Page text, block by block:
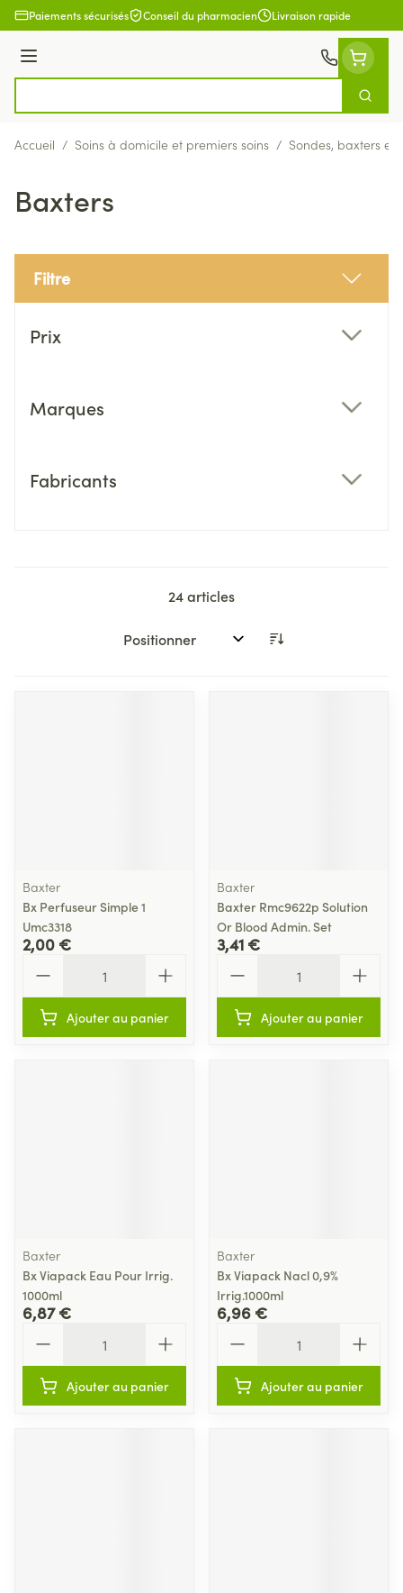
Aller au contenu
Paiements sécurisés Conseil du pharmacien Livraison rapide
Menu
Accueil / Soins à domicile et premiers soins / Sondes, baxters et
Baxters
Filtre
Prix
Marques
Fabricants
24articles
Trier par:
Baxter
Bx Perfuseur Simple 1
Umc3318
2,00 €
Ajouter au panier
Baxter
Baxter Rmc9622p Solution
Or Blood Admin. Set
3,41 €
Ajouter au panier
Baxter
Bx Viapack Eau Pour Irrig.
1000ml
6,87 €
Ajouter au panier
Baxter
Bx Viapack Nacl 0,9%
Irrig.1000ml
6,96 €
Ajouter au panier